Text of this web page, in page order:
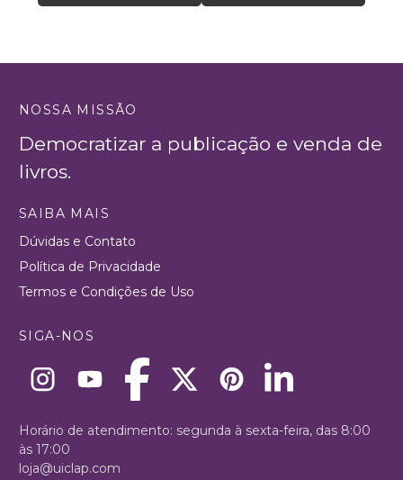
NOSSA MISSÃO
Democratizar a publicação e venda de
livros.
SAIBA MAIS
Dúvidas e Contato
Política de Privacidade
Termos e Condições de Uso
SIGA-NOS
Horário de atendimento: segunda à sexta-feira, das 8:00
às 17:00
loja@uiclap.com